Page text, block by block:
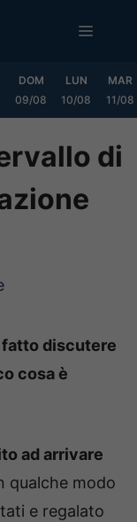
MENU
DOM
09/08
LUN
10/08
MAR
11/08
di
fatto discutere
cosa è
ad arrivare
qualche modo
e regalato